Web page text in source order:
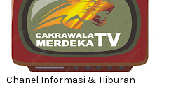
Chanel Informasi & Hiburan